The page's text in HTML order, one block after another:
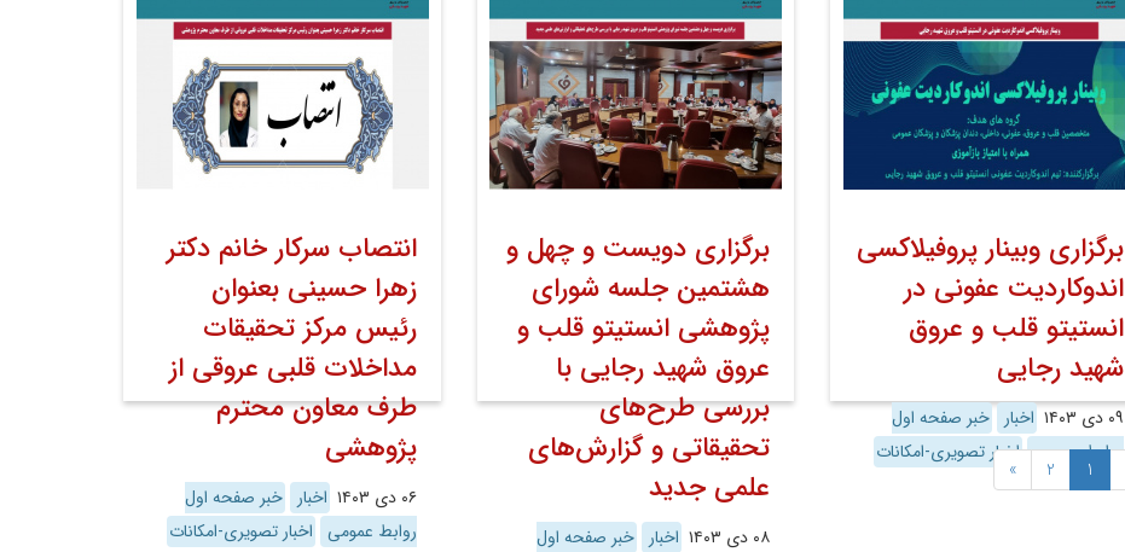
۱۱ دی ۱۴۰۳ اخبار خبر صفحه اول
روابط عمومی اخبار تصویری-امکانات
برگزاری وبینار پروفیلاکسی
اندوکاردیت عفونی در
انستیتو قلب و عروق
شهید رجایی
۰۹ دی ۱۴۰۳ اخبار
خبر صفحه اول
روابط عمومی اخبار تصویری-امکانات
برگزاری دویست و چهل و
هشتمین جلسه شورای
پژوهشی انستیتو قلب و
عروق شهید رجایی با
بررسی طرح‌های
تحقیقاتی و گزارش‌های
علمی جدید
۰۸ دی ۱۴۰۳ اخبار خبر صفحه اول
انتصاب سرکار خانم دکتر
زهرا حسینی بعنوان
رئیس مرکز تحقیقات
مداخلات قلبی عروقی از
طرف معاون محترم
پژوهشی
۰۶ دی ۱۴۰۳ اخبار
خبر صفحه اول
روابط عمومی اخبار تصویری-امکانات
1
2
»